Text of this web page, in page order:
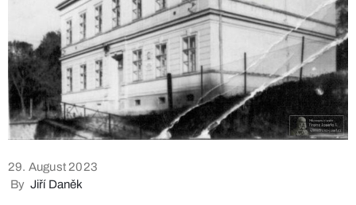
29. August 2023
By Jiří Daněk